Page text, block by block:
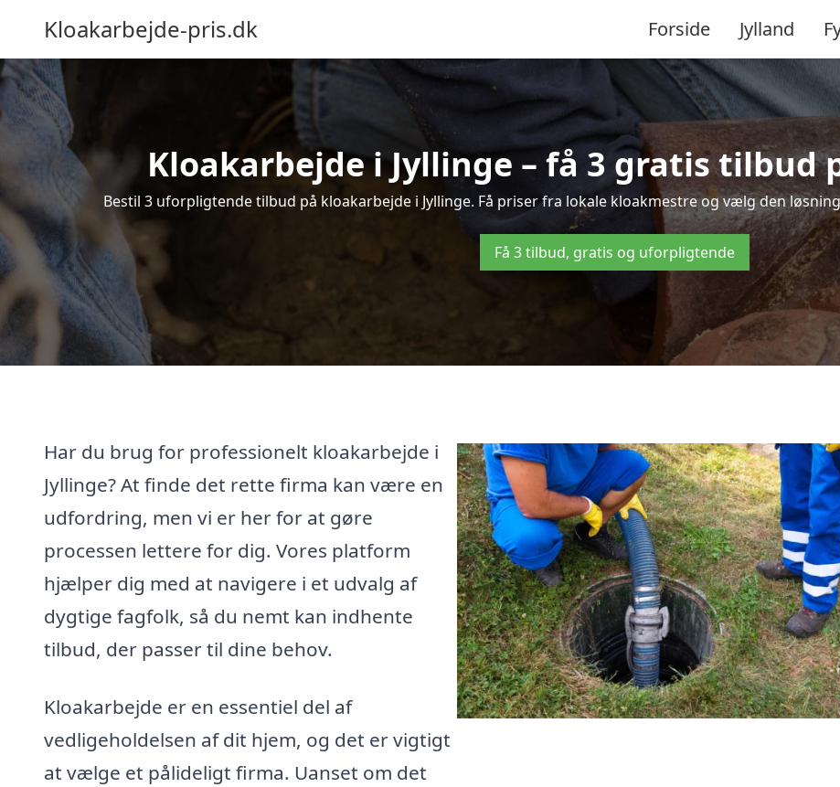
Kloakarbejde-pris.dk Forside Jylland
Kloakarbejde i Jyllinge – få 3 gratis tilbud
Bestil 3 uforpligtende tilbud på kloakarbejde i Jyllinge. Få priser fra lokale kloakmestre og vælg den
Få 3 tilbud, gratis og uforpligtende
Har du brug for professionelt kloakarbejde i
Jyllinge? At finde det rette firma kan være en
udfordring, men vi er her for at gøre
processen lettere for dig. Vores platform
hjælper dig med at navigere i et udvalg af
dygtige fagfolk, så du nemt kan indhente
tilbud, der passer til dine behov.
Kloakarbejde er en essentiel del af
vedligeholdelsen af dit hjem, og det er vigtigt
at vælge et pålideligt firma. Uanset om det